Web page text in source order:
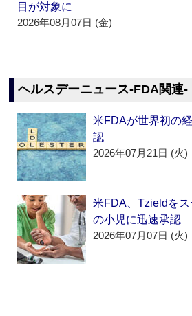
目が対象に
2026年08月07日 (金)
ヘルスデーニュース‐FDA関連‐
米FDAが世界初の
認
2026年07月21日 (火)
米FDA、Tzieldを
の小児に迅速承認
2026年07月07日 (火)